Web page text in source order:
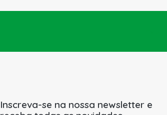
Inscreva-se na nossa newsletter e